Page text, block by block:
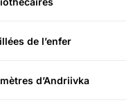
de l’enfer
d’Andriivka